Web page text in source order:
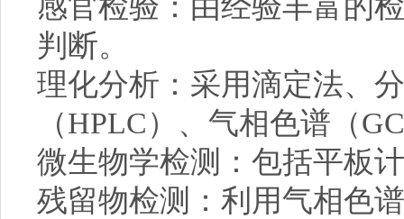
感官检验：由经验丰富的
判断。
理化分析：采用滴定法、
（HPLC）、气相色谱（
微生物学检测：包括平板
残留物检测：利用气相色